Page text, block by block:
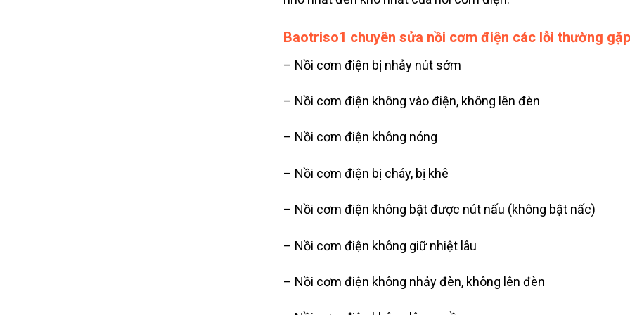
Baotriso1 chuyên sửa nồi cơm điện các lỗi thường
– Nồi cơm điện bị nhảy nút sớm
– Nồi cơm điện không vào điện, không lên đèn
– Nồi cơm điện không nóng
– Nồi cơm điện bị cháy, bị khê
– Nồi cơm điện không bật được nút nấu (không bật nấc)
– Nồi cơm điện không giữ nhiệt lâu
– Nồi cơm điện không nhảy đèn, không lên đèn